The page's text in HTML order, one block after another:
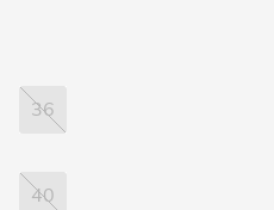
36
40